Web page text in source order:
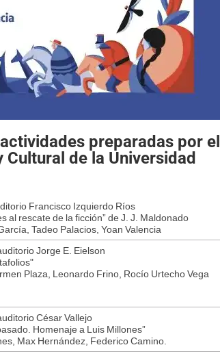
preparadas por el
de la Universidad
Francisco Izquierdo Ríos
al rescate de la ficción” de J. J. Maldonado
Tadeo Palacios, Yoan Valencia
Jorge E. Eielson
Plaza, Leonardo Frino, Rocío Urtecho Vega
César Vallejo
Homenaje a Luis Millones”
Max Hernández, Federico Camino.